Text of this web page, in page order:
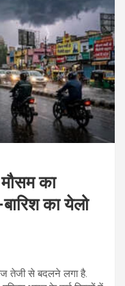
का
का येलो
तेजी से बदलने लगा है.